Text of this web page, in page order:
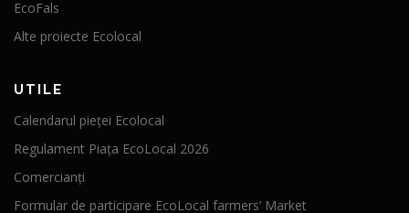
EcoFals
Alte proiecte Ecolocal
UTILE
Calendarul pieței Ecolocal
Regulament Piața EcoLocal 2026
Comercianți
Formular de participare EcoLocal farmers’ Market